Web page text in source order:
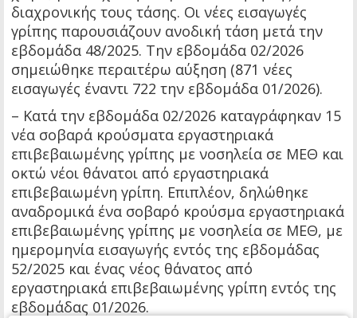
διαχρονικής τους τάσης. Οι νέες εισαγωγές
γρίπης παρουσιάζουν ανοδική τάση μετά την
εβδομάδα 48/2025. Την εβδομάδα 02/2026
σημειώθηκε περαιτέρω αύξηση (871 νέες
εισαγωγές έναντι 722 την εβδομάδα 01/2026).
– Κατά την εβδομάδα 02/2026 καταγράφηκαν 15
νέα σοβαρά κρούσματα εργαστηριακά
επιβεβαιωμένης γρίπης με νοσηλεία σε ΜΕΘ και
οκτώ νέοι θάνατοι από εργαστηριακά
επιβεβαιωμένη γρίπη. Επιπλέον, δηλώθηκε
αναδρομικά ένα σοβαρό κρούσμα εργαστηριακά
επιβεβαιωμένης γρίπης με νοσηλεία σε ΜΕΘ, με
ημερομηνία εισαγωγής εντός της εβδομάδας
52/2025 και ένας νέος θάνατος από
εργαστηριακά επιβεβαιωμένης γρίπη εντός της
εβδομάδας 01/2026.